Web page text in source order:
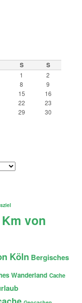
S S
1
2
8
9
15
16
22
23
29
30
von
Köln Bergisches
Wanderland Cache